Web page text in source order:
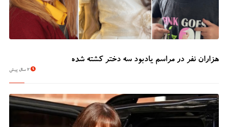
هزاران نفر در مراسم یادبود سه دختر کشته شده
2 سال پیش